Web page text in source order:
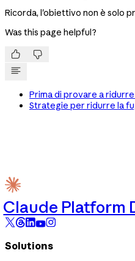
Ricorda, l'obiettivo non è solo
Was this page helpful?
 
Prima di provare a
Strategie per ridurre la
Claude Platform
Solutions